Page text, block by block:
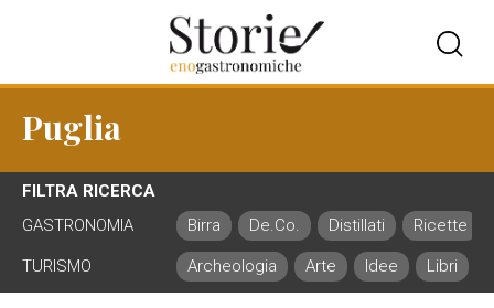
Puglia
FILTRA RICERCA
GASTRONOMIA
Birra De.Co. Distillati Ricette
TURISMO Archeologia Arte Idee Libri